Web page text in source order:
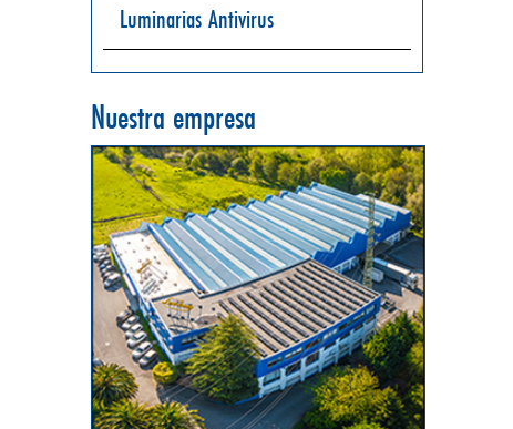
Luminarias Antivirus
Nuestra empresa